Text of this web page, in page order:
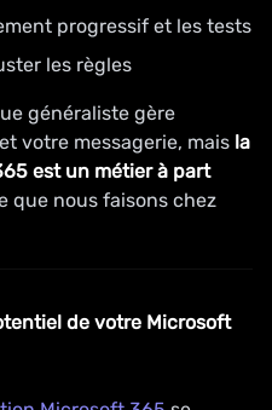
progressif et les tests
les règles
généraliste gère
votre messagerie, mais la
est un métier à part
que nous faisons chez
de votre Microsoft